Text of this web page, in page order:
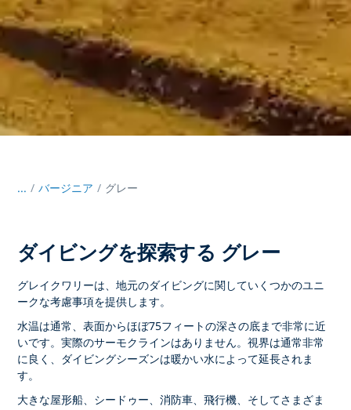
... / バージニア グレー
ダイビングを探索する グレー
グレイクワリーは、地元のダイビングに関していくつかのユニ
ークな考慮事項を提供します。
水温は通常、表面からほぼ75フィートの深さの底まで非常に近
いです。実際のサーモクラインはありません。視界は通常非常
に良く、ダイビングシーズンは暖かい水によって延長されま
す。
大きな屋形船、シードゥー、消防車、飛行機、そしてさまざま